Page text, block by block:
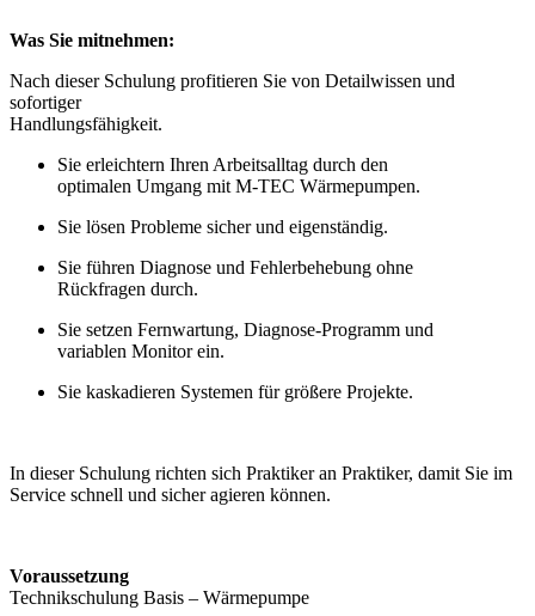
Was Sie mitnehmen:
Nach dieser Schulung profitieren Sie von Detailwissen und
sofortiger
Handlungsfähigkeit.
Sie erleichtern Ihren Arbeitsalltag durch den
optimalen Umgang mit M-TEC Wärmepumpen.
Sie lösen Probleme sicher und eigenständig.
Sie führen Diagnose und Fehlerbehebung ohne
Rückfragen durch.
Sie setzen Fernwartung, Diagnose-Programm und
variablen Monitor ein.
Sie kaskadieren Systemen für größere Projekte.
In dieser Schulung richten sich Praktiker an Praktiker, damit Sie im
Service schnell und sicher agieren können.
Voraussetzung
Technikschulung Basis – Wärmepumpe